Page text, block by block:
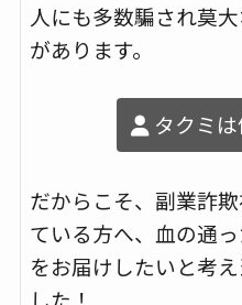
人にも多数騙され莫
があります。
タクミ
だからこそ、副業詐
ている方へ、血の通
をお届けしたいと考
した！